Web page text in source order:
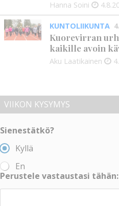
Hanna Soini
KUNTOLIIKUNTA
Kuorevirran
kaikille avoin
Aku Laatikainen
VIIKON KYSYMYS
Sienestätkö?
Kyllä
En
Perustele vastaustasi tähän: